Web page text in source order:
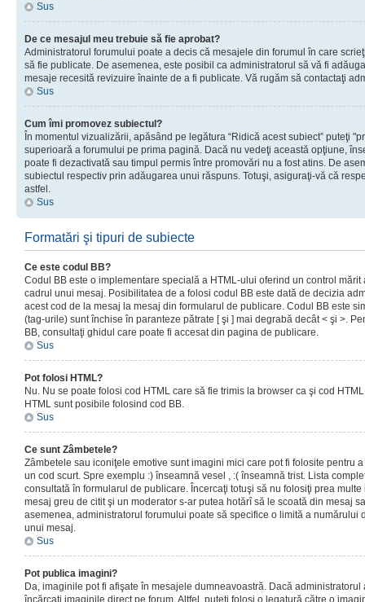
Sus
De ce mesajul meu trebuie să fie aprobat?
Administratorul forumului poate a decis că mesajele din forumul în care
să fie publicate. De asemenea, este posibil ca administratorul să vă fi
mesaje recesită revizuire înainte de a fi publicate. Vă rugăm să contactaţi
Sus
Cum îmi promovez subiectul?
În momentul vizualizării, apăsând pe legătura “Ridică acest subiect” puteţi
superioară a forumului pe prima pagină. Dacă nu vedeţi această opţiune,
poate fi dezactivată sau timpul permis între promovări nu a fost atins. De
subiectul respectiv prin adăugarea unui răspuns. Totuşi, asiguraţi-vă că
astfel.
Sus
Formatări şi tipuri de subiecte
Ce este codul BB?
Codul BB este o implementare specială a HTML-ului oferind un control
cadrul unui mesaj. Posibilitatea de a folosi codul BB este dată de decizia
acest cod de la mesaj la mesaj din formularul de publicare. Codul BB este
(tag-urile) sunt închise în paranteze pătrate [ şi ] mai degrabă decât < şi >.
BB, consultaţi ghidul care poate fi accesat din pagina de publicare.
Sus
Pot folosi HTML?
Nu. Nu se poate folosi cod HTML care să fie trimis la browser ca şi cod
HTML sunt posibile folosind cod BB.
Sus
Ce sunt Zâmbetele?
Zâmbetele sau iconiţele emotive sunt imagini mici care pot fi folosite pentru
un cod scurt. Spre exemplu :) înseamnă vesel , :( înseamnă trist. Lista
consultată în formularul de publicare. Încercaţi totuşi să nu folosiţi prea
mesaj greu de citit şi un moderator s-ar putea hotărî să le scoată din mesaj
asemenea, administratorul forumului poate să specifice o limită a numărului
unui mesaj.
Sus
Pot publica imagini?
Da, imaginile pot fi afişate în mesajele dumneavoastră. Dacă
încărcaţi imaginile direct pe forum. Altfel, puteţi folosi o legatură către o